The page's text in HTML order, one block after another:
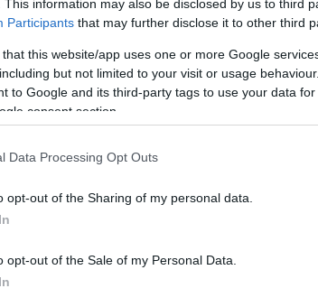
This information may also be disclosed by us to third
Participants that may further disclose it to other third
that this website/app uses one or more Google
but not limited to your visit or usage
to Google and its third-party tags to use your data
consent section.
Data Processing Opt Outs
opt-out of the Sharing of my personal data.
opt-out of the Sale of my Personal Data.
en medio de los Alpes, así que
tiene y sus increíbles lugares?.